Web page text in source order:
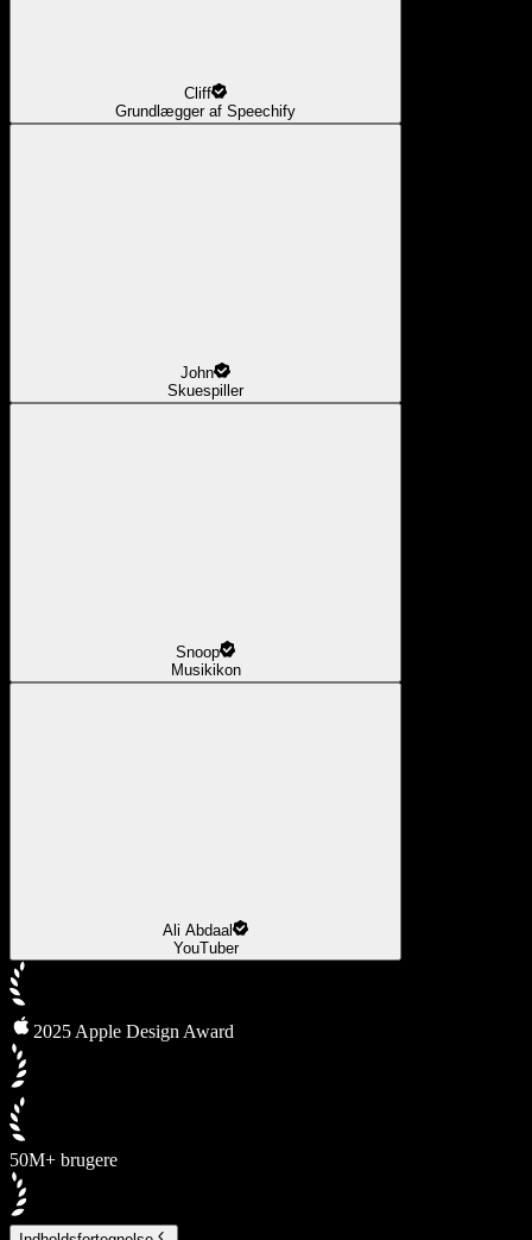
Cliff
Grundlægger af Speechify
John
Skuespiller
Snoop
Musikikon
Ali Abdaal
YouTuber
2025 Apple Design Award
50M+ brugere